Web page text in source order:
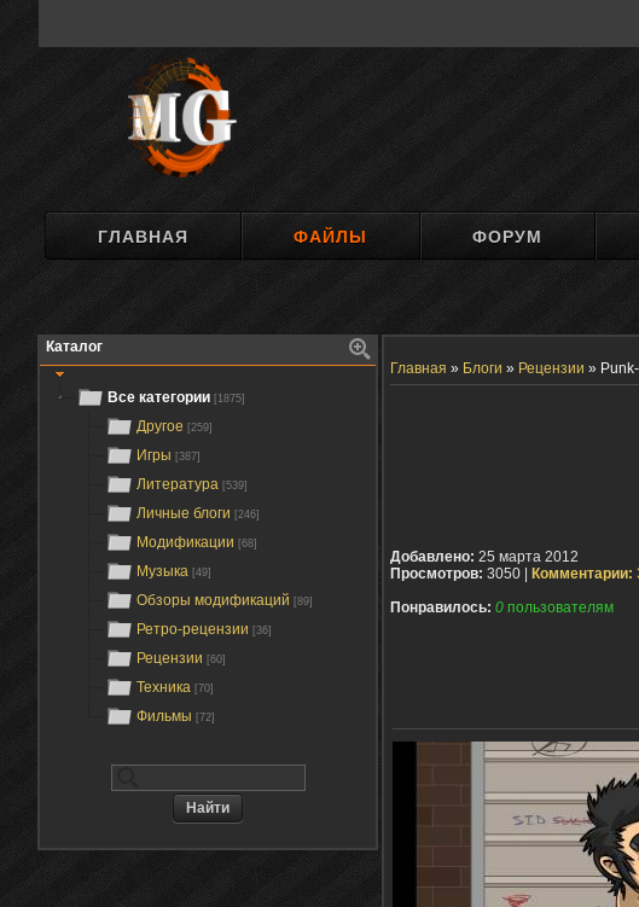
ГЛАВНАЯ ФАЙЛЫ ФОРУМ
Каталог
Все категории [1875]
Другое [259]
Игры [387]
Литература [539]
Личные блоги [246]
Модификации [68]
Музыка [49]
Обзоры модификаций [89]
Ретро-рецензии [36]
Рецензии [60]
Техника [70]
Фильмы [72]
Главная » Блоги » Рецензии »
Добавлено: 25 марта 2012
Просмотров: 3050 | Комментарии:
Понравилось: 0 пользователям